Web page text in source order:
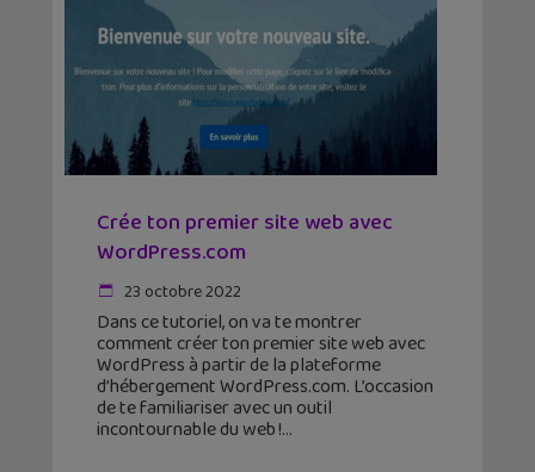
Crée ton premier site web avec
WordPress.com
23 octobre 2022
Dans ce tutoriel, on va te montrer
comment créer ton premier site web avec
WordPress à partir de la plateforme
d’hébergement WordPress.com. L’occasion
de te familiariser avec un outil
incontournable du web !